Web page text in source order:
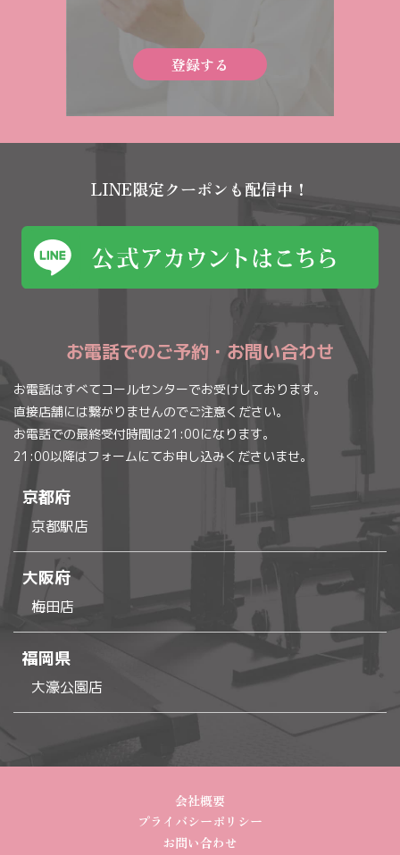
登録する
LINE限定クーポンも配信中！
お電話でのご予約・お問い合わせ
お電話はすべてコールセンターでお受けしております。
直接店舗には繋がりませんのでご注意ください。
お電話での最終受付時間は21:00になります。
21:00以降はフォームにてお申し込みくださいませ。
京都府
京都駅店
大阪府
梅田店
福岡県
大濠公園店
会社概要
プライバシーポリシー
お問い合わせ